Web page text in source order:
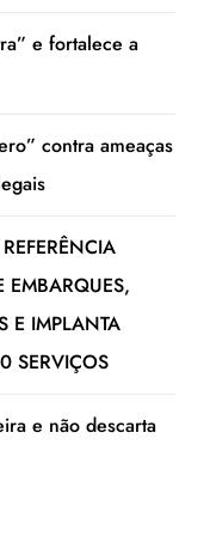
e fortalece a
contra ameaças
E IMPLANTA
SERVIÇOS
e não descarta